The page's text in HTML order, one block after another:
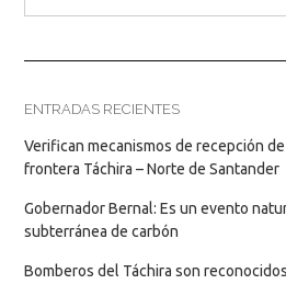
ENTRADAS RECIENTES
Verifican mecanismos de recepción
frontera Táchira – Norte de Santander
Gobernador Bernal: Es un evento
subterránea de carbón
Bomberos del Táchira son